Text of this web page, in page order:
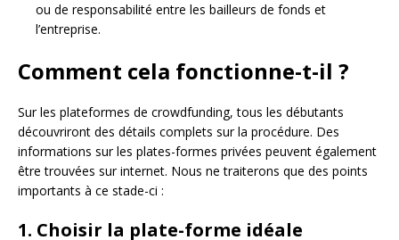
ou de responsabilité entre les bailleurs de fonds et
l’entreprise.
Comment cela fonctionne-t-il ?
Sur les plateformes de crowdfunding, tous les débutants
découvriront des détails complets sur la procédure. Des
informations sur les plates-formes privées peuvent également
être trouvées sur internet. Nous ne traiterons que des points
importants à ce stade-ci :
1. Choisir la plate-forme idéale